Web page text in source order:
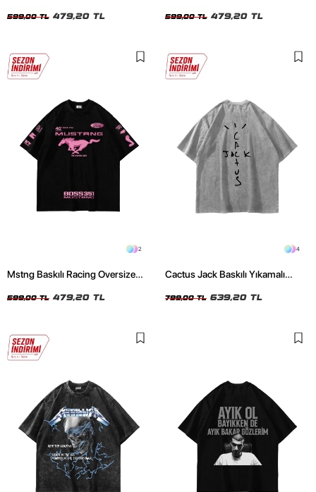
599,00 TL 479,20 TL
Tshirt
599,00 TL 479,20 TL
2
Mstng Baskılı Racing Oversize
599,00 TL 479,20 TL
4
Cactus Jack Baskılı Yıkamalı
799,00 TL 639,20 TL